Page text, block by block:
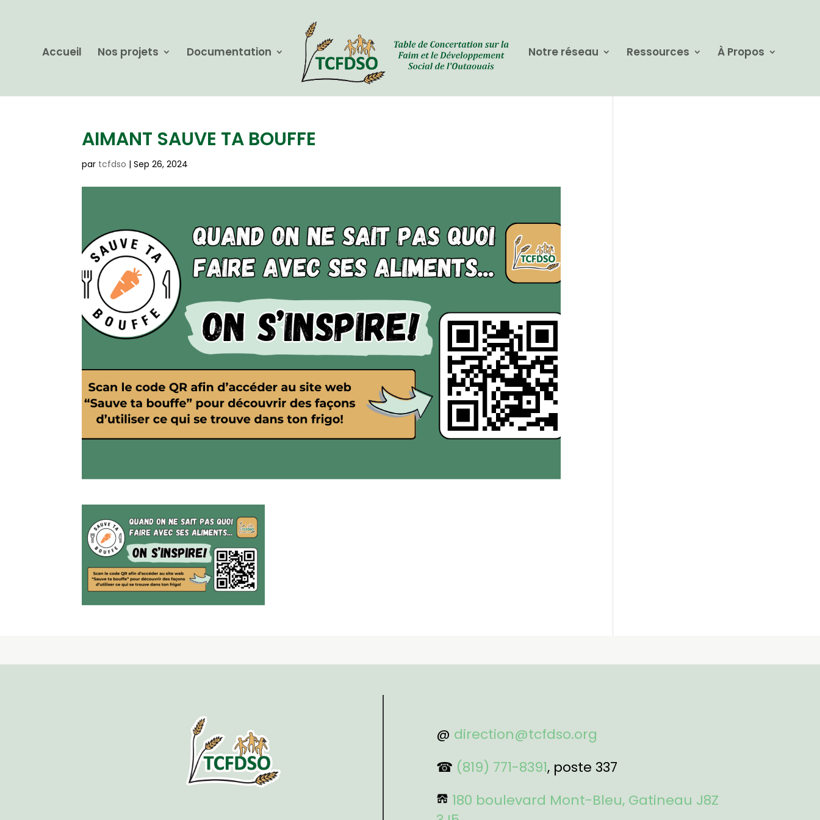
Accueil Nos projets Documentation Notre réseau Ressources À Propos
AIMANT SAUVE TA BOUFFE
par tcfdso |Sep 26, 2024
@ direction@tcfdso.org
☎ (819) 771-8391, poste 337
180 boulevard Mont-Bleu, Gatineau J8Z